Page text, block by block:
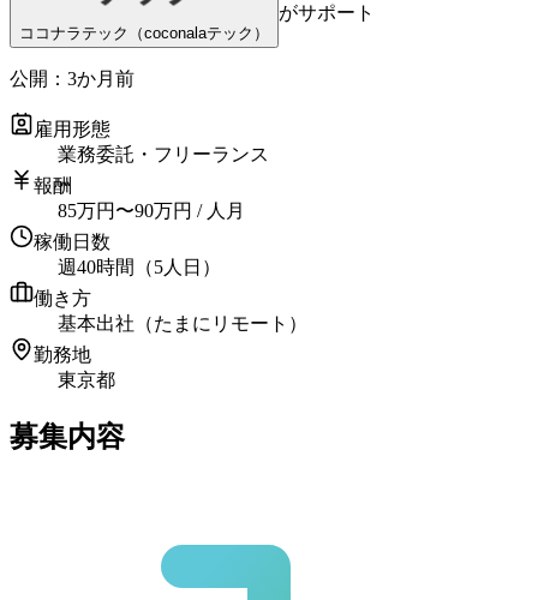
ココナラテック（coconalaテック）
がサポート
公開： 3か月前
雇用形態
業務委託・フリーランス
報酬
85万円 〜90万円 / 人月
稼働日数
週40時間（5人日）
働き方
基本出社（たまにリモート）
勤務地
東京都
募集内容